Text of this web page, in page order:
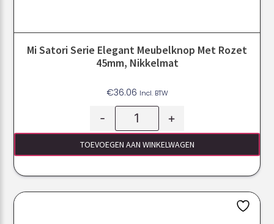
Mi Satori Serie Elegant Meubelknop Met Rozet
45mm, Nikkelmat
€36.06 Incl. BTW
- +
TOEVOEGEN AAN WINKELWAGEN